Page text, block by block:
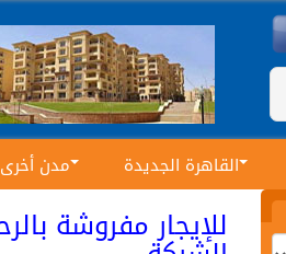
القاهرة الجديدة مدن أخرى